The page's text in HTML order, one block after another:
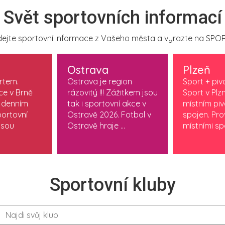
Svět sportovních informací
sportovní informace z Vašeho města a vyrazte na
v Brně
Ostrava
Ostrava je region
rázovitý !!! Zážitkem jsou
tak i sportovní akce v
Ostravě 2026. Fotbal v
Ostravě hraje ...
Plzeň
Sport +
Sport v
místním
spojen.
místními
Sportovní kluby